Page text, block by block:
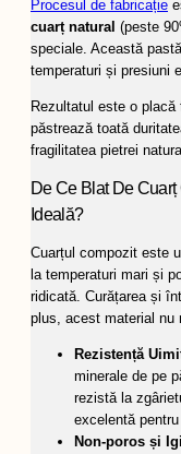
Procesul de fabricație
cuarț natural (peste
speciale. Această
temperaturi și presiuni
Rezultatul este o
păstrează toată
fragilitatea pietrei
De Ce Blat De
Ideală?
Cuarțul compozit este
la temperaturi mari și
ridicată. Curățarea și
plus, acest material nu
Rezistență
minerale de pe
rezistă la
excelentă
Non-poros și